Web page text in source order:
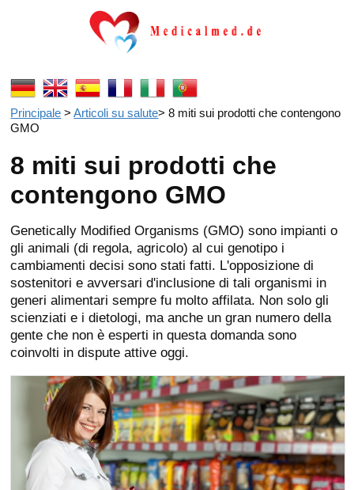
Principale > Articoli su salute>8 miti sui prodotti che contengono
GMO
8 miti sui prodotti che
contengono GMO
Genetically Modified Organisms (GMO) sono impianti o
gli animali (di regola, agricolo) al cui genotipo i
cambiamenti decisi sono stati fatti. L'opposizione di
sostenitori e avversari d'inclusione di tali organismi in
generi alimentari sempre fu molto affilata. Non solo gli
scienziati e i dietologi, ma anche un gran numero della
gente che non è esperti in questa domanda sono
coinvolti in dispute attive oggi.